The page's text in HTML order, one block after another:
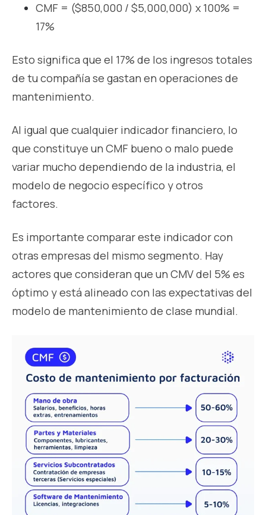
CMF = ($850,000 / $5,000,000) x 100% =
17%
Esto significa que el 17% de los ingresos totales
de tu compañía se gastan en operaciones de
mantenimiento.
Al igual que cualquier indicador financiero, lo
que constituye un CMF bueno o malo puede
variar mucho dependiendo de la industria, el
modelo de negocio específico y otros
factores.
Es importante comparar este indicador con
otras empresas del mismo segmento. Hay
actores que consideran que un CMV del 5% es
óptimo y está alineado con las expectativas del
modelo de mantenimiento de clase mundial.